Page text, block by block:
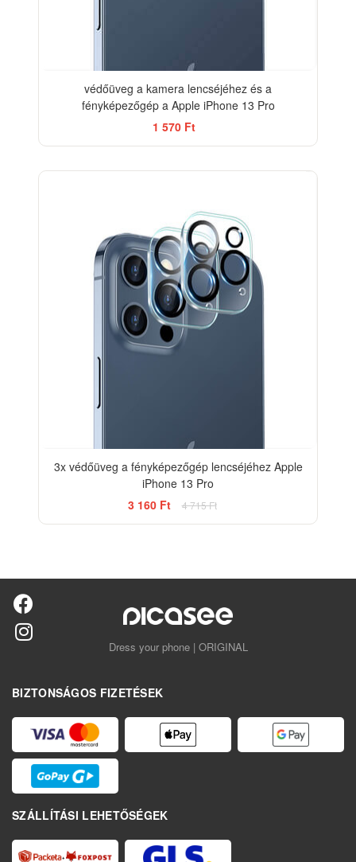
védőüveg a kamera lencséjéhez és a
fényképezőgép a Apple iPhone 13 Pro
1 570 Ft
3x védőüveg a fényképezőgép lencséjéhez Apple
iPhone 13 Pro
3 160 Ft
4 715 Ft
Dress your phone | ORIGINAL
BIZTONSÁGOS FIZETÉSEK
SZÁLLÍTÁSI LEHETŐSÉGEK